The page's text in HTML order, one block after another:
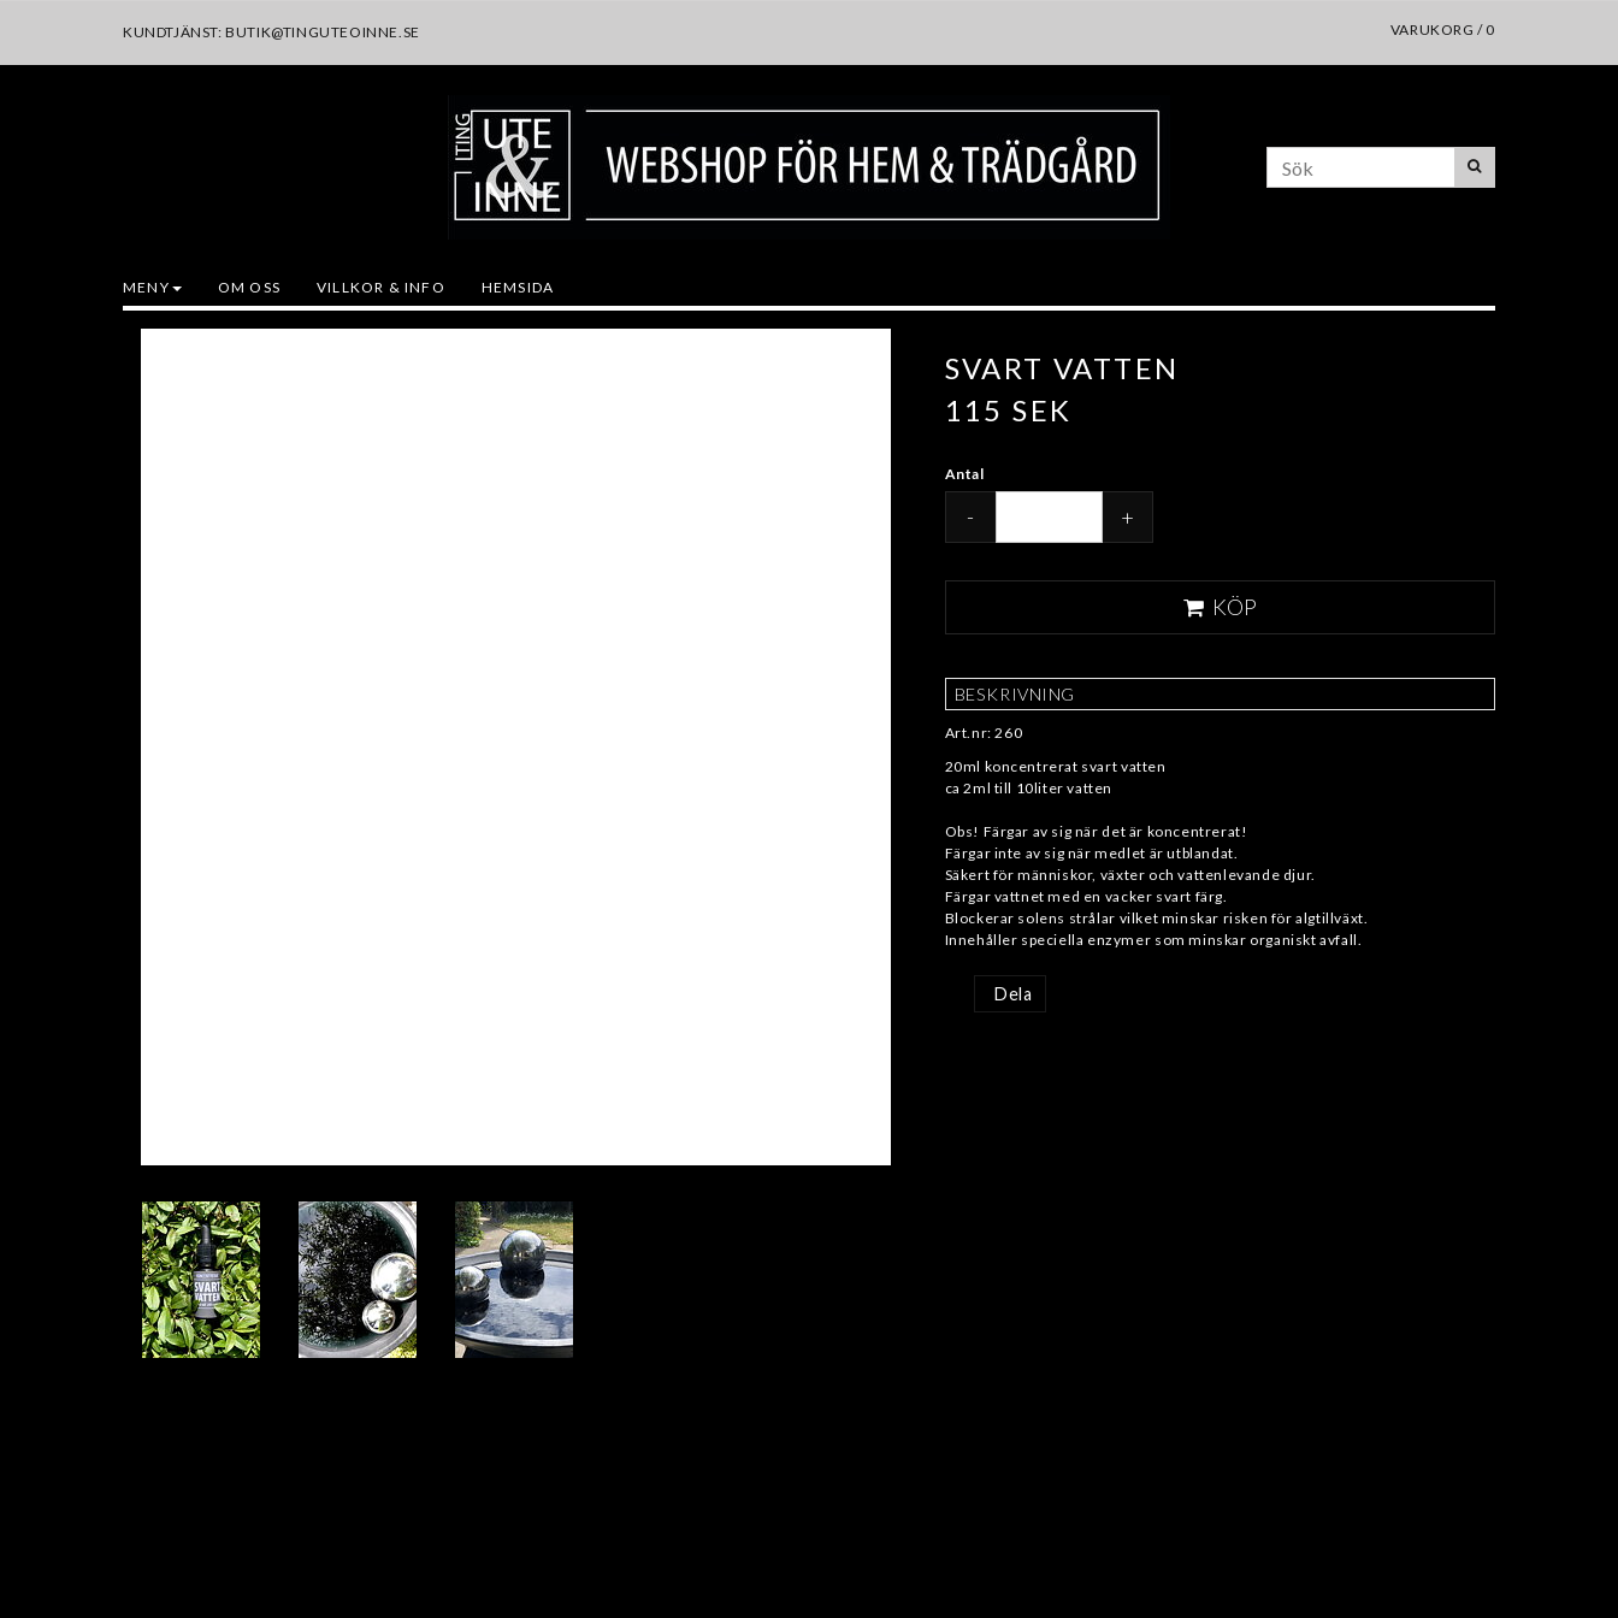
KUNDTJÄNST:BUTIK@TINGUTEOINNE.SE VARUKORG / 0
MENY OM OSS VILLKOR & INFO HEMSIDA
SVART VATTEN
115 SEK
Antal
- +
KÖP
BESKRIVNING
Art.nr: 260
20ml koncentrerat svart vatten
ca 2ml till 10liter vatten
Obs! Färgar av sig när det är koncentrerat!
Färgar inte av sig när medlet är utblandat.
Säkert för människor, växter och vattenlevande djur.
Färgar vattnet med en vacker svart färg.
Blockerar solens strålar vilket minskar risken för algtillväxt.
Dela